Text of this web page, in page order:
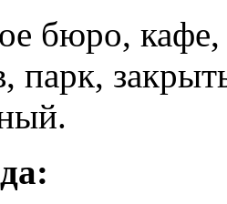
бюро,
парк,